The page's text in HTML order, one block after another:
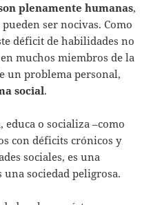
plenamente humanas,
ser nocivas. Como
déficit de habilidades no
muchos miembros de la
un problema personal,
social.
educa o socializa –como
con déficits crónicos y
sociales, es una
una sociedad peligrosa.